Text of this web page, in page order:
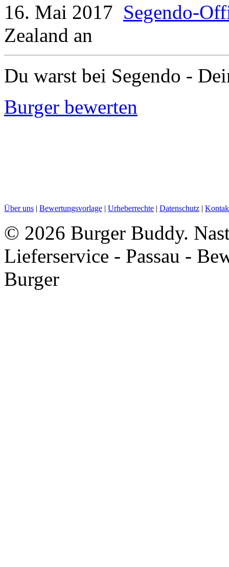
16. Mai 2017 Segendo-
Zealand an
Du warst bei Segendo -
Burger bewerten
Über uns | Bewertungsvorlage | Urheberrechte | Datenschutz |
© 2026 Burger Buddy.
Lieferservice - Passau -
Burger